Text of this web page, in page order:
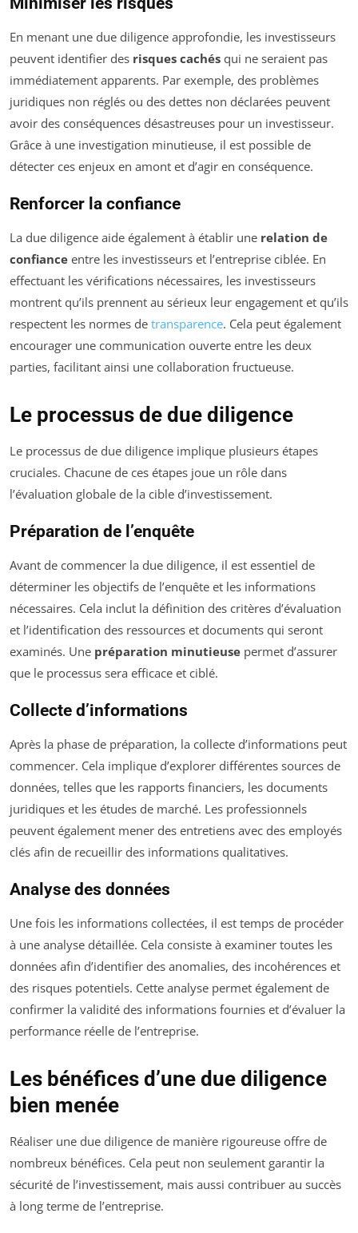
En menant une due diligence approfondie, les investisseurs
peuvent identifier des risques cachés qui ne seraient pas
immédiatement apparents. Par exemple, des problèmes
juridiques non réglés ou des dettes non déclarées peuvent
avoir des conséquences désastreuses pour un investisseur.
Grâce à une investigation minutieuse, il est possible de
détecter ces enjeux en amont et d’agir en conséquence.
Renforcer la confiance
La due diligence aide également à établir une relation de
confiance entre les investisseurs et l’entreprise ciblée. En
effectuant les vérifications nécessaires, les investisseurs
montrent qu’ils prennent au sérieux leur engagement et qu’ils
respectent les normes de transparence. Cela peut également
encourager une communication ouverte entre les deux
parties, facilitant ainsi une collaboration fructueuse.
Le processus de due diligence
Le processus de due diligence implique plusieurs étapes
cruciales. Chacune de ces étapes joue un rôle dans
l’évaluation globale de la cible d’investissement.
Préparation de l’enquête
Avant de commencer la due diligence, il est essentiel de
déterminer les objectifs de l’enquête et les informations
nécessaires. Cela inclut la définition des critères d’évaluation
et l’identification des ressources et documents qui seront
examinés. Une préparation minutieuse permet d’assurer
que le processus sera efficace et ciblé.
Collecte d’informations
Après la phase de préparation, la collecte d’informations peut
commencer. Cela implique d’explorer différentes sources de
données, telles que les rapports financiers, les documents
juridiques et les études de marché. Les professionnels
peuvent également mener des entretiens avec des employés
clés afin de recueillir des informations qualitatives.
Analyse des données
Une fois les informations collectées, il est temps de procéder
à une analyse détaillée. Cela consiste à examiner toutes les
données afin d’identifier des anomalies, des incohérences et
des risques potentiels. Cette analyse permet également de
confirmer la validité des informations fournies et d’évaluer la
performance réelle de l’entreprise.
Les bénéfices d’une due diligence
bien menée
Réaliser une due diligence de manière rigoureuse offre de
nombreux bénéfices. Cela peut non seulement garantir la
sécurité de l’investissement, mais aussi contribuer au succès
à long terme de l’entreprise.